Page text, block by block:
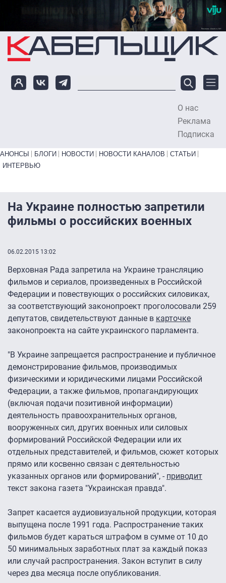
Перейти к основному содержанию
О нас
Реклама
Подписка
Primary links bottom
АНОНСЫ БЛОГИ НОВОСТИ НОВОСТИ КАНАЛОВ
СТАТЬИ
ИНТЕРВЬЮ
На Украине полностью запретили
фильмы о российских военных
06.02.2015 13:02
Верховная Рада запретила на Украине трансляцию
фильмов и сериалов, произведенных в Российской
Федерации и повествующих о российских силовиках,
за соответствующий законопроект проголосовали 259
депутатов, свидетельствуют данные в карточке
законопроекта на сайте украинского парламента.
"В Украине запрещается распространение и публичное
демонстрирование фильмов, производимых
физическими и юридическими лицами Российской
Федерации, а также фильмов, пропагандирующих
(включая подачи позитивной информации)
деятельность правоохранительных органов,
вооруженных сил, других военных или силовых
формирований Российской Федерации или их
отдельных представителей, и фильмов, сюжет которых
прямо или косвенно связан с деятельностью
указанных органов или формирований", - приводит
текст закона газета "Украинская правда".
Запрет касается аудиовизуальной продукции, которая
выпущена после 1991 года. Распространение таких
фильмов будет караться штрафом в сумме от 10 до
50 минимальных заработных плат за каждый показ
или случай распространения. Закон вступит в силу
через два месяца после опубликования.